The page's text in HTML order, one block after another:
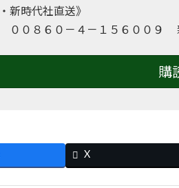
新時代社直送》
００８６０－４－１５６００９
購
X